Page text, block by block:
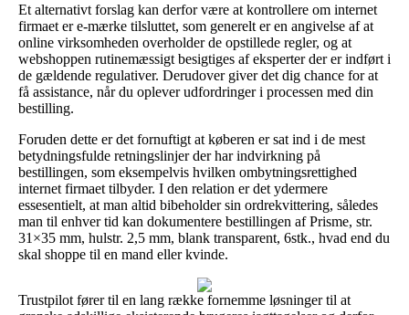
Et alternativt forslag kan derfor være at kontrollere om internet
firmaet er e-mærke tilsluttet, som generelt er en angivelse af at
online virksomheden overholder de opstillede regler, og at
webshoppen rutinemæssigt besigtiges af eksperter der er indført i
de gældende regulativer. Derudover giver det dig chance for at
få assistance, når du oplever udfordringer i processen med din
bestilling.
Foruden dette er det fornuftigt at køberen er sat ind i de mest
betydningsfulde retningslinjer der har indvirkning på
bestillingen, som eksempelvis hvilken ombytningsrettighed
internet firmaet tilbyder. I den relation er det ydermere
essesentielt, at man altid bibeholder sin ordrekvittering, således
man til enhver tid kan dokumentere bestillingen af Prisme, str.
31×35 mm, hulstr. 2,5 mm, blank transparent, 6stk., hvad end du
skal shoppe til en mand eller kvinde.
Trustpilot fører til en lang række fornemme løsninger til at